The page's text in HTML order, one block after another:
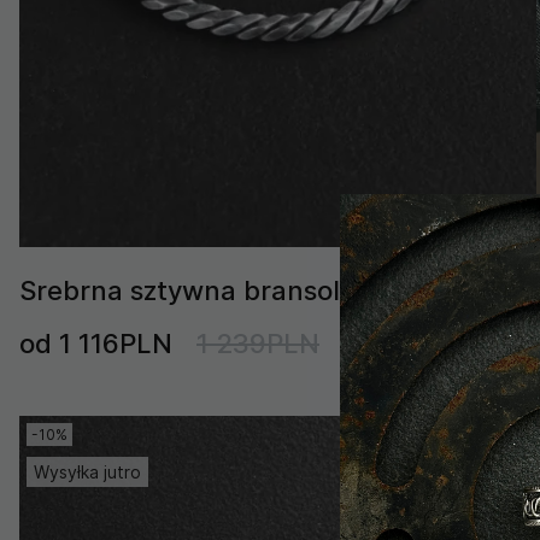
Srebrna sztywna bransoletka SOFORT
od 1 116PLN
1 239PLN
-10%
Wysyłka jutro